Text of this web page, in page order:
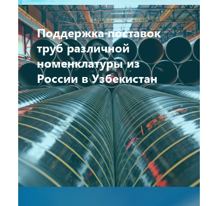
Поддержка поставок
труб различной
номенклатуры из
России в Узбекистан